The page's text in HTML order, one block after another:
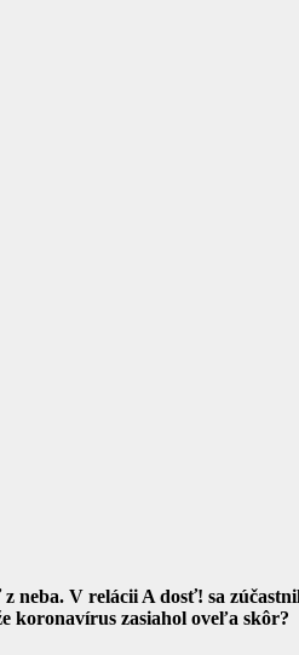
neba. V relácii A dosť! sa
koronavírus zasiahol oveľa skôr?